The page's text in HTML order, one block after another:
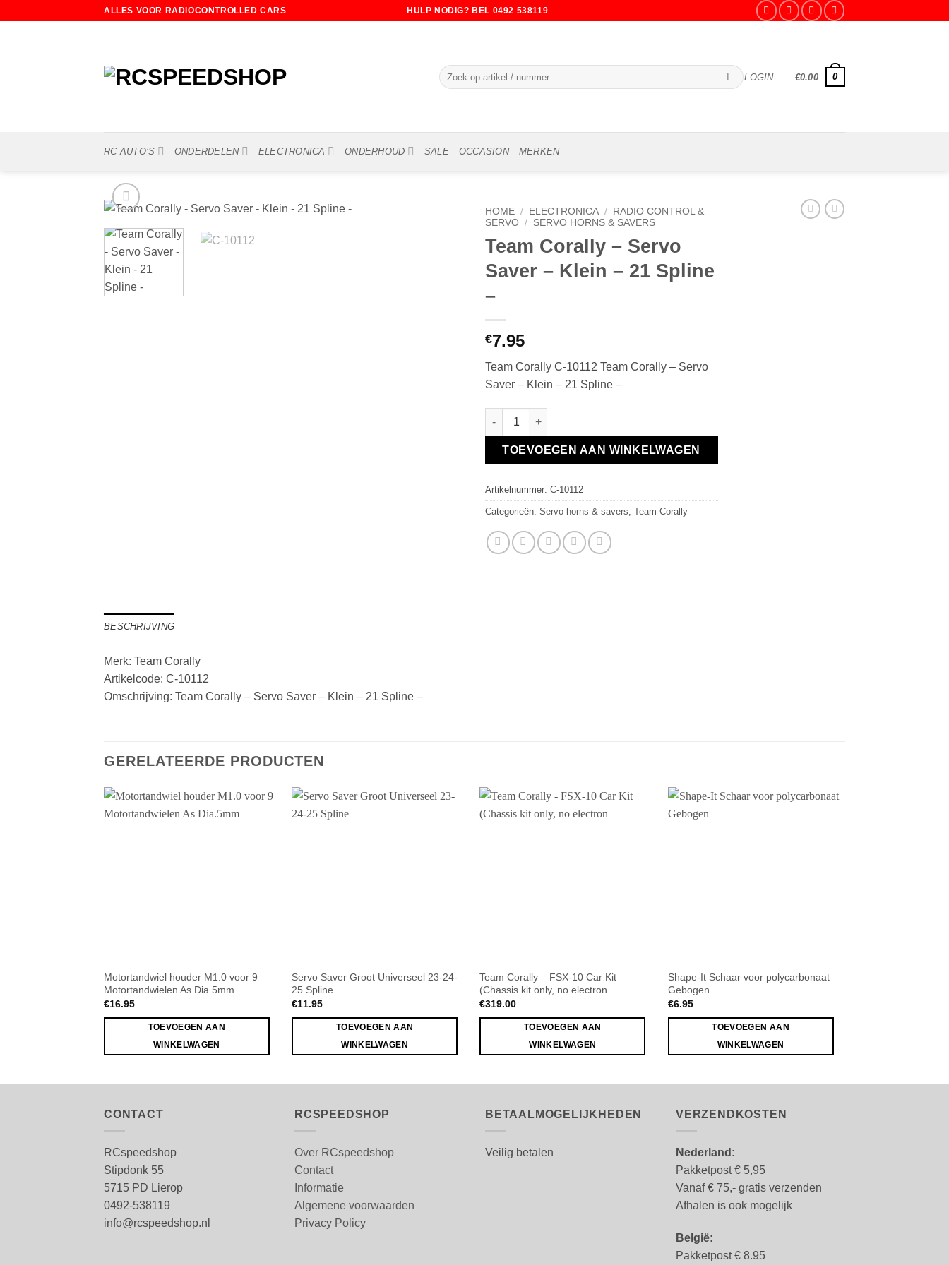
ALLES VOOR RADIOCONTROLLED CARS HULP NODIG? BEL 0492 538119
Zoeken
naar:
LOGIN €0.00 0
RC AUTO’S ONDERDELEN ELECTRONICA ONDERHOUD SALE OCCASION MERKEN
HOME / ELECTRONICA /
RADIO CONTROL &
SERVO / SERVO HORNS & SAVERS
Team Corally – Servo
Saver – Klein – 21 Spline
–
€7.95
Team Corally C-10112 Team Corally – Servo
Saver – Klein – 21 Spline –
Team Corally - Servo Saver - Klein - 21 Spline - aantal
TOEVOEGEN AAN WINKELWAGEN
Artikelnummer: C-10112
Categorieën: Servo horns & savers Team Corally
BESCHRIJVING
Merk: Team Corally
Artikelcode: C-10112
Omschrijving: Team Corally – Servo Saver – Klein – 21 Spline –
GERELATEERDE PRODUCTEN
Motortandwiel houder M1.0 voor 9
Motortandwielen As Dia.5mm
€16.95
TOEVOEGEN AAN
WINKELWAGEN
Servo Saver Groot Universeel 23-24-
25 Spline
€11.95
TOEVOEGEN AAN
WINKELWAGEN
Team Corally – FSX-10 Car Kit
(Chassis kit only, no electron
€319.00
TOEVOEGEN AAN
WINKELWAGEN
Shape-It Schaar voor polycarbonaat
Gebogen
€6.95
TOEVOEGEN AAN
WINKELWAGEN
CONTACT
RCspeedshop
Stipdonk 55
5715 PD Lierop
0492-538119
info@rcspeedshop.nl
RCSPEEDSHOP
Over RCspeedshop
Contact
Informatie
Algemene voorwaarden
Privacy Policy
BETAALMOGELIJKHEDEN
Veilig betalen
VERZENDKOSTEN
Nederland:
Pakketpost € 5,95
Vanaf € 75,- gratis verzenden
Afhalen is ook mogelijk
België:
Pakketpost € 8.95